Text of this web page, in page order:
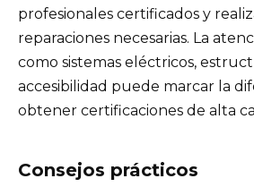
profesionales certificados y
reparaciones necesarias. La
como sistemas eléctricos,
accesibilidad puede marcar la
obtener certificaciones de alta
Consejos prácticos